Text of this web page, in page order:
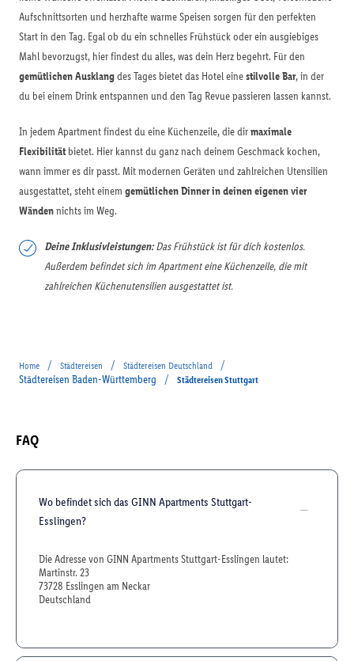
Aufschnittsorten und herzhafte warme Speisen sorgen für den perfekten
Start in den Tag. Egal ob du ein schnelles Frühstück oder ein ausgiebiges
Mahl bevorzugst, hier findest du alles, was dein Herz begehrt. Für den
gemütlichen Ausklangdes Tages bietet das Hotel einestilvolle Bar, in der
du bei einem Drink entspannen und den Tag Revue passieren lassen kannst.
In jedem Apartment findest du eine Küchenzeile, die dirmaximale
Flexibilität bietet. Hier kannst du ganz nach deinem Geschmack kochen,
wann immer es dir passt. Mit modernen Geräten und zahlreichen Utensilien
ausgestattet, steht einem gemütlichen Dinner in deinen eigenen vier
Wändennichts im Weg.
Deine Inklusivleistungen:Das Frühstück ist für dich kostenlos.
Außerdem befindet sich im Apartment eine Küchenzeile, die mit
zahlreichen Küchenutensilien ausgestattet ist.
Home / Städtereisen / Städtereisen Deutschland
/
Städtereisen Baden-Württemberg
/ Städtereisen Stuttgart
FAQ
Wo befindet sich das GINN Apartments Stuttgart-
Esslingen?
Die Adresse von GINN Apartments Stuttgart-Esslingen lautet:
Martinstr. 23
73728 Esslingen am Neckar
Deutschland